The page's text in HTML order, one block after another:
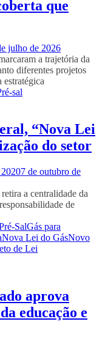
que
julho de 2026
a trajetória da
diferentes projetos
estratégica
sal
“Nova Lei
do setor
20207 de outubro de
a centralidade da
de
SalGás para
Nova Lei do GásNovo
de Lei
aprova
educação e